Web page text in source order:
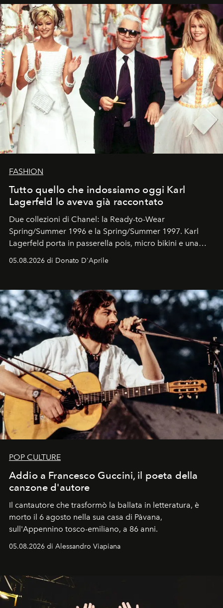
FASHION
Tutto quello che indossiamo oggi Karl
Lagerfeld lo aveva già raccontato
Due collezioni di Chanel: la Ready-to-Wear
Spring/Summer 1996 e la Spring/Summer 1997. Karl
Lagerfeld porta in passerella pois, micro bikini e una
logomania pensata per la spiaggia
Kate, Claudia e Carla una dietro l'altra. Trent'anni dopo,
uno dei documenti più contemporanei che abbiamo.
05.08.2026 di Donato D'Aprile
POP CULTURE
Addio a Francesco Guccini, il poeta della
canzone d'autore
Il cantautore che trasformò la ballata in letteratura, è
morto il 6 agosto nella sua casa di Pàvana,
sull'Appennino tosco-emiliano, a 86 anni.
05.08.2026 di Alessandro Viapiana